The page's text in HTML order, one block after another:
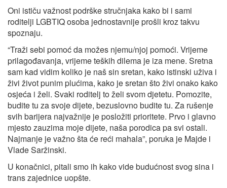
Oni ističu važnost podrške stručnjaka kako bi i sami
roditelji LGBTIQ osoba jednostavnije prošli kroz takvu
spoznaju.
“Traži sebi pomoć da možes njemu/njoj pomoći. Vrijeme
prilagođavanja, vrijeme teških dilema je iza mene. Sretna
sam kad vidim koliko je naš sin sretan, kako istinski uživa i
živi život punim plućima, kako je sretan što živi onako kako
osjeća i želi. Svaki roditelj to želi svom djetetu. Pomozite,
budite tu za svoje dijete, bezuslovno budite tu. Za rušenje
svih barijera najvažnije je posložiti prioritete. Prvo i glavno
mjesto zauzima moje dijete, naša porodica pa svi ostali.
Najmanje je važno šta će reći mahala”, poruka je Majde i
Vlade Saržinski.
U konačnici, pitali smo ih kako vide budućnost svog sina i
trans zajednice uopšte.